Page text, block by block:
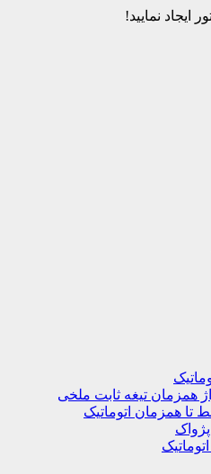
ایجاد نمایید!
همزمان تیغه ثابت ملخی
تا همزمان اتوماتیک